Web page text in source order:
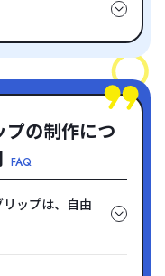
プの制作につ
FAQ
ップは、自由